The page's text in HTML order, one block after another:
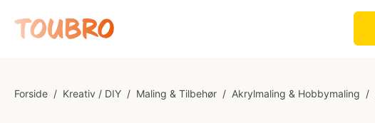
Forside / Kreativ / DIY / Maling & Tilbehør / Akrylmaling & Hobbymaling /